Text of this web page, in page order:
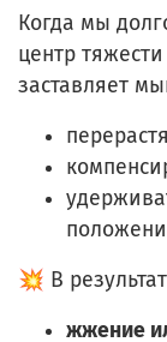
Когда мы
центр
заставляет
💥 В
жжение